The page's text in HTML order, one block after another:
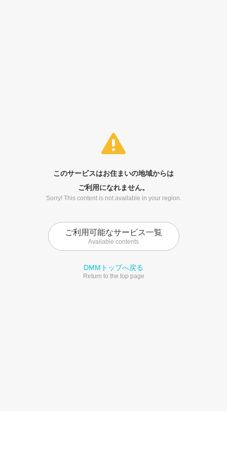
このサービスはお住まいの地域からは
ご利用になれません。
Sorry! This content is not available in your region.
ご利用可能なサービス一覧
Available contents
DMMトップへ戻る
Return to the top page